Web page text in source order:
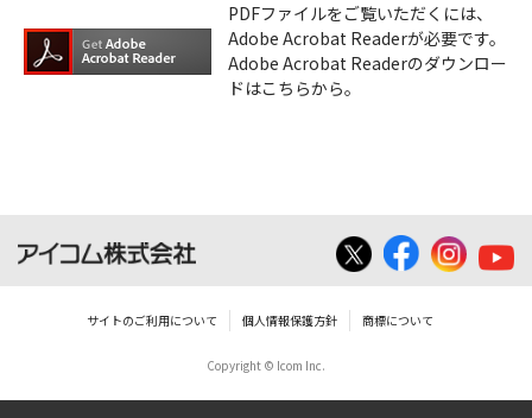
PDFファイルをご覧いただくには、
Adobe Acrobat Readerが必要です。
Adobe Acrobat Readerのダウンロー
ドはこちらから。
サイトのご利用について 個人情報保護方針 商標について
Copyright © Icom Inc.